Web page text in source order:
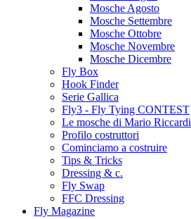
Mosche Agosto
Mosche Settembre
Mosche Ottobre
Mosche Novembre
Mosche Dicembre
Fly Box
Hook Finder
Serie Gallica
Fly3 - Fly Tying CONTEST
Le mosche di Mario Riccardi
Profilo costruttori
Cominciamo a costruire
Tips & Tricks
Dressing & c.
Fly Swap
FFC Dressing
Fly Magazine